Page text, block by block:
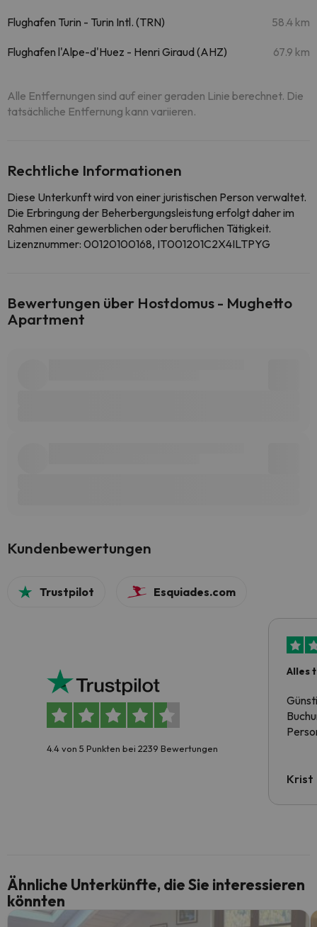
Flughafen Turin - Turin Intl. (TRN) 58.4 km
Flughafen l'Alpe-d'Huez - Henri Giraud (AHZ) 67.9 km
Alle Entfernungen sind auf einer geraden Linie berechnet. Die
tatsächliche Entfernung kann variieren.
Rechtliche Informationen
Diese Unterkunft wird von einer juristischen Person verwaltet.
Die Erbringung der Beherbergungsleistung erfolgt daher im
Rahmen einer gewerblichen oder beruflichen Tätigkeit.
Lizenznummer: 00120100168, IT001201C2X4ILTPYG
Bewertungen über Hostdomus - Mughetto
Apartment
Kundenbewertungen
Trustpilot Esquiades.com
4.4 von 5 Punkten bei 2239 Bewertungen
Alles
Krist
Ähnliche Unterkünfte, die Sie interessieren
könnten